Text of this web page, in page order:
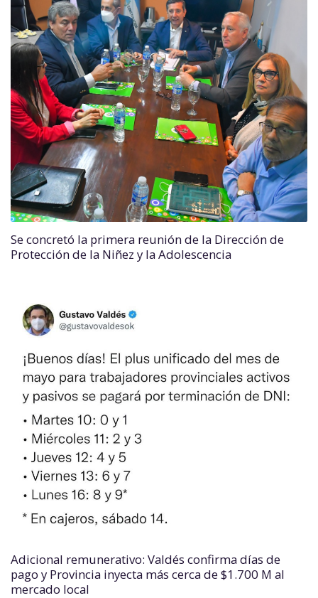
Se concretó la primera reunión de la Dirección de
Protección de la Niñez y la Adolescencia
Adicional remunerativo: Valdés confirma días de
pago y Provincia inyecta más cerca de $1.700 M al
mercado local